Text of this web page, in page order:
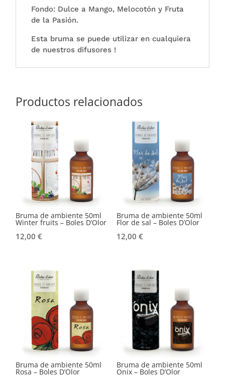
Fondo: Dulce a Mango, Melocotón y Fruta
de la Pasión.
Esta bruma se puede utilizar en cualquiera
de nuestros difusores !
Productos relacionados
Bruma de ambiente 50ml
Winter fruits – Boles D’Olor
12,00€
Bruma de ambiente 50ml
Flor de sal – Boles D’Olor
12,00 €
Bruma de ambiente 50ml
Rosa – Boles D’Olor
Bruma de ambiente 50ml
Onix – Boles D’Olor